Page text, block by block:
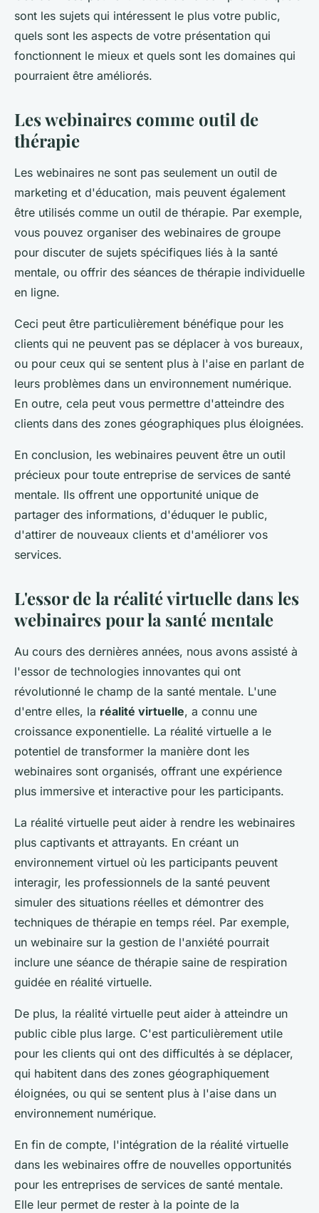
sont les sujets qui intéressent le plus votre public,
quels sont les aspects de votre présentation qui
fonctionnent le mieux et quels sont les domaines qui
pourraient être améliorés.
Les webinaires comme outil de
thérapie
Les webinaires ne sont pas seulement un outil de
marketing et d'éducation, mais peuvent également
être utilisés comme un outil de thérapie. Par exemple,
vous pouvez organiser des webinaires de groupe
pour discuter de sujets spécifiques liés à la santé
mentale, ou offrir des séances de thérapie individuelle
en ligne.
Ceci peut être particulièrement bénéfique pour les
clients qui ne peuvent pas se déplacer à vos bureaux,
ou pour ceux qui se sentent plus à l'aise en parlant de
leurs problèmes dans un environnement numérique.
En outre, cela peut vous permettre d'atteindre des
clients dans des zones géographiques plus éloignées.
En conclusion, les webinaires peuvent être un outil
précieux pour toute entreprise de services de santé
mentale. Ils offrent une opportunité unique de
partager des informations, d'éduquer le public,
d'attirer de nouveaux clients et d'améliorer vos
services.
L'essor de la réalité virtuelle dans les
webinaires pour la santé mentale
Au cours des dernières années, nous avons assisté à
l'essor de technologies innovantes qui ont
révolutionné le champ de la santé mentale. L'une
d'entre elles, la réalité virtuelle, a connu une
croissance exponentielle. La réalité virtuelle a le
potentiel de transformer la manière dont les
webinaires sont organisés, offrant une expérience
plus immersive et interactive pour les participants.
La réalité virtuelle peut aider à rendre les webinaires
plus captivants et attrayants. En créant un
environnement virtuel où les participants peuvent
interagir, les professionnels de la santé peuvent
simuler des situations réelles et démontrer des
techniques de thérapie en temps réel. Par exemple,
un webinaire sur la gestion de l'anxiété pourrait
inclure une séance de thérapie saine de respiration
guidée en réalité virtuelle.
De plus, la réalité virtuelle peut aider à atteindre un
public cible plus large. C'est particulièrement utile
pour les clients qui ont des difficultés à se déplacer,
qui habitent dans des zones géographiquement
éloignées, ou qui se sentent plus à l'aise dans un
environnement numérique.
En fin de compte, l'intégration de la réalité virtuelle
dans les webinaires offre de nouvelles opportunités
pour les entreprises de services de santé mentale.
Elle leur permet de rester à la pointe de la